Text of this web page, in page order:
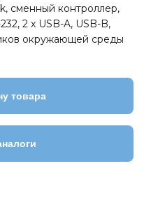
сменный контроллер,
2 x USB-A, USB-B,
окружающей среды
товара